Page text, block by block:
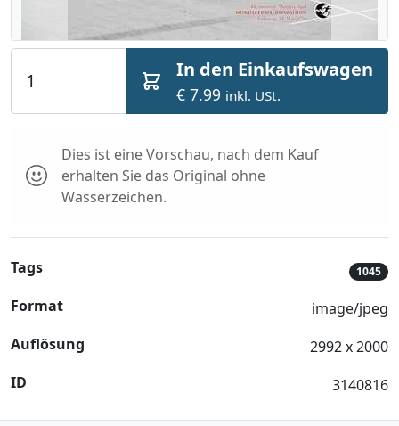
In den Einkaufswagen
€ 7.99 inkl. USt.
Dies ist eine Vorschau, nach dem Kauf
erhalten Sie das Original ohne
Wasserzeichen.
Tags 1045
Format
image/jpeg
Auflösung
2992 x 2000
ID
3140816